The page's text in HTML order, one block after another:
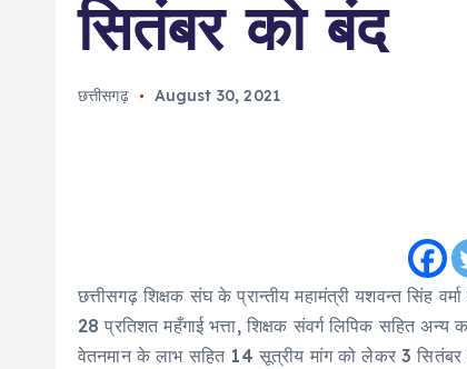
सितंबर को बंद
छत्तीसगढ़ August 30, 2021
छत्तीसगढ़ शिक्षक संघ के प्रान्तीय महामंत्री यशवन्त सिंह
28 प्रतिशत महँगाई भत्ता, शिक्षक संवर्ग लिपिक सहित अन्य
वेतनमान के लाभ सहित 14 सूत्रीय मांग को लेकर 3